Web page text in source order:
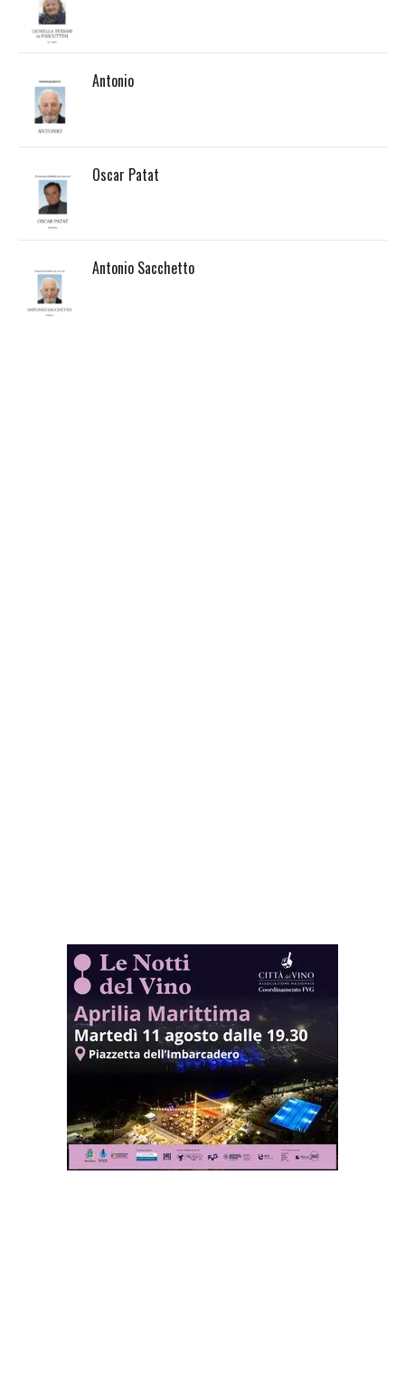
Antonio
Oscar Patat
Antonio Sacchetto